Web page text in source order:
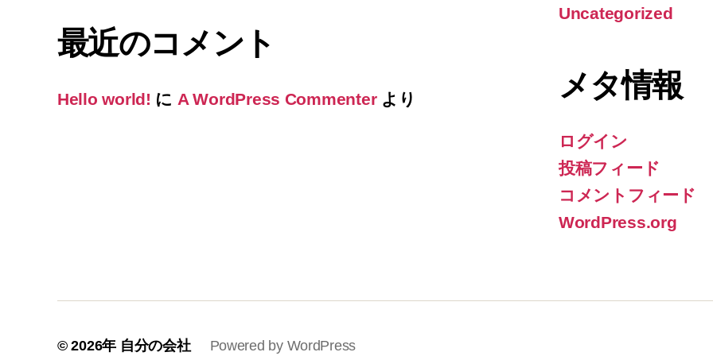
最近のコメント
Hello world! に A WordPress Commenterより
Uncategorized
メタ情報
ログイン
投稿フィード
コメントフィード
WordPress.org
© 2026年 自分の会社 Powered by WordPress